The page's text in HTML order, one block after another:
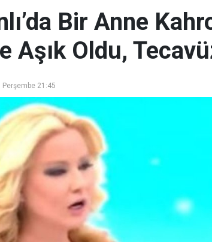
Bir Anne
Aşık Oldu,
21:45